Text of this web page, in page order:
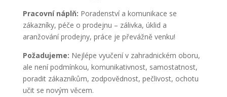
Pracovní náplň: Poradenství a komunikace se
zákazníky, péče o prodejnu – zálivka, úklid a
aranžování prodejny, práce je převážně venku!
Požadujeme: Nejlépe vyučení v zahradnickém oboru,
ale není podmínkou, komunikativnost, samostatnost,
poradit zákazníkům, zodpovědnost, pečlivost, ochotu
učit se novým věcem.